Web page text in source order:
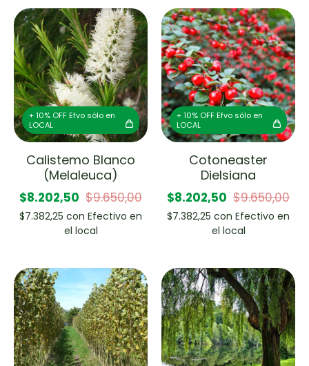
+ 10% OFF Efvo sólo en
LOCAL
Calistemo Blanco
(Melaleuca)
$8.202,50 $9.650,00
$7.382,25 con Efectivo en
el local
+ 10% OFF Efvo sólo en
LOCAL
Cotoneaster
Dielsiana
$8.202,50 $9.650,00
$7.382,25 con Efectivo en
el local